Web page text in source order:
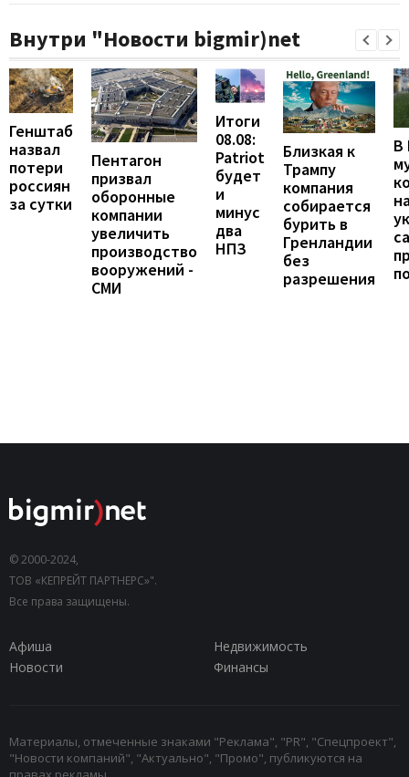
Внутри "Новости bigmir)net
Генштаб
назвал
потери
россиян
за сутки
Пентагон
призвал
оборонные
компании
увеличить
производство
вооружений -
СМИ
Итоги
08.08:
Patriot
будет
и
минус
два
НПЗ
Близкая к
Трампу
компания
собирается
бурить в
Гренландии
без
разрешения
В
© 2000-2024,
ТОВ «КЕПРЕЙТ ПАРТНЕРС»".
Все права защищены.
Афиша
Недвижимость
Новости
Финансы
Материалы, отмеченные знаками "Реклама", "PR", "Спецпроект",
"Новости компаний", "Актуально", "Промо", публикуются на